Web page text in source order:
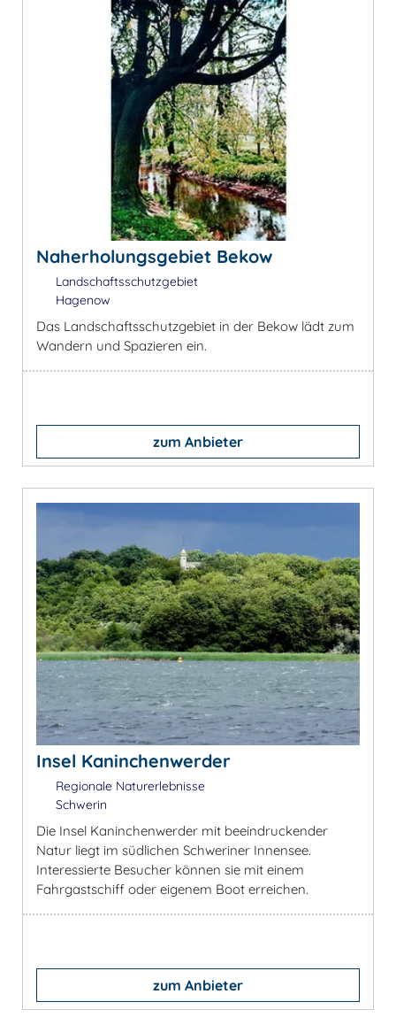
Naherholungsgebiet Bekow
Landschaftsschutzgebiet
Hagenow
Das Landschaftsschutzgebiet in der Bekow lädt zum
Wandern und Spazieren ein.
zum Anbieter
Insel Kaninchenwerder
Regionale Naturerlebnisse
Schwerin
Die Insel Kaninchenwerder mit beeindruckender
Natur liegt im südlichen Schweriner Innensee.
Interessierte Besucher können sie mit einem
Fahrgastschiff oder eigenem Boot erreichen.
zum Anbieter